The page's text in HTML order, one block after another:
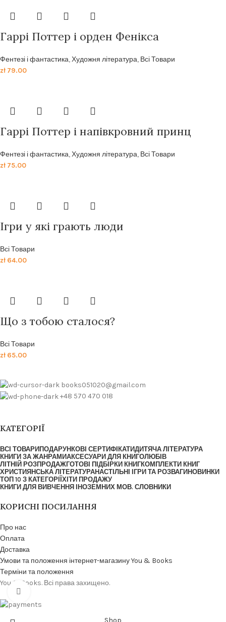
Гаррi Поттер i орден Фенiкса
Фентезі і фантастика,Художня література, Всі Товари
zł 79.00
Гаррi Поттер i напiвкровний принц
Фентезі і фантастика,Художня література, Всі Товари
zł 75.00
Ігри у які грають люди
Всі Товари
zł 64.00
Що з тобою сталося?
Всі Товари
zł 65.00
books051020@gmail.com
+48 570 470 018
КАТЕГОРІЇ
ВСІ ТОВАРИ ПОДАРУНКОВІ СЕРТИФІКАТИДИТЯЧА ЛІТЕРАТУРА
КНИГИ ЗА ЖАНРАМИАКСЕСУАРИ ДЛЯ КНИГОЛЮБІВ
ЛІТНІЙ РОЗПРОДАЖГОТОВІ ПІДБІРКИ КНИГКОМПЛЕКТИ КНИГ
ХРИСТИЯНСЬКА ЛІТЕРАТУРАНАСТІЛЬНІ ІГРИ ТА РОЗВАГИ НОВИНКИ
ТОП 10 З КАТЕГОРІЇ ХІТИ ПРОДАЖУ
КНИГИ ДЛЯ ВИВЧЕННЯ ІНОЗЕМНИХ МОВ. СЛОВНИКИ
КОРИСНІ ПОСИЛАННЯ
Про нас
Оплата
Доставка
Умови та положення інтернет-магазину You & Books
Терміни та положення
You & Books. Всі права захищено.
Shop